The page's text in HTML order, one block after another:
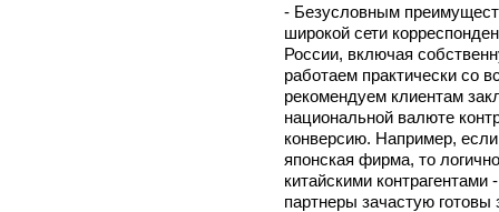
- Безусловным
широкой сети
России, включая
работаем практически со
рекомендуем клиентам
национальной валюте
конверсию. Например, если
японская фирма, то
китайскими контрагентами
партнеры зачастую готовы